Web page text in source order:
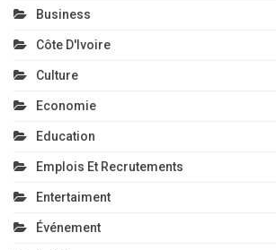
Business
Côte D'Ivoire
Culture
Economie
Education
Emplois Et Recrutements
Entertaiment
Événement